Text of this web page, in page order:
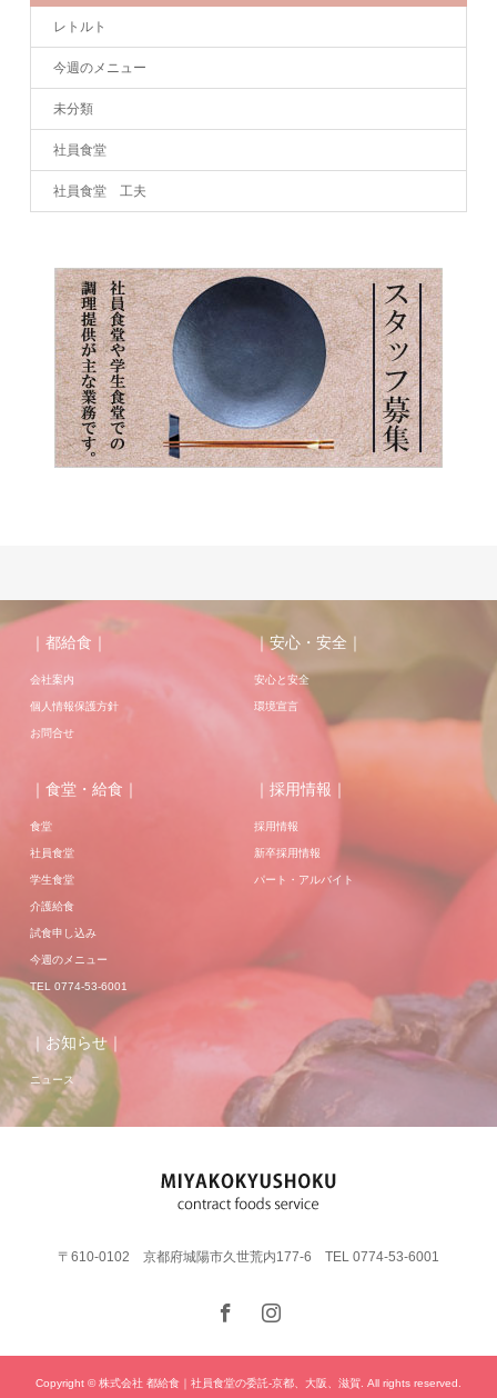
レトルト
今週のメニュー
未分類
社員食堂
社員食堂 工夫
｜都給食｜
会社案内
個人情報保護方針
お問合せ
｜安心・安全｜
安心と安全
環境宣言
｜食堂・給食｜
食堂
社員食堂
学生食堂
介護給食
試食申し込み
今週のメニュー
TEL 0774-53-6001
｜採用情報｜
採用情報
新卒採用情報
パート・アルバイト
｜お知らせ｜
ニュース
〒610-0102 京都府城陽市久世荒内177-6 TEL 0774-53-6001
Copyright © 株式会社 都給食｜社員食堂の委託-京都、大阪、滋賀. All rights reserved.